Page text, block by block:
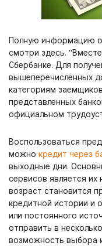
Полную информацию
смотри здесь.
Сбербанке. Для
вышеперечисленных
категориям
представленных
официальном
Воспользоваться
можно кредит через
выходные дни.
сервисов является
возраст становится
кредитной истории и
или постоянного
отправить в
возможность выбора